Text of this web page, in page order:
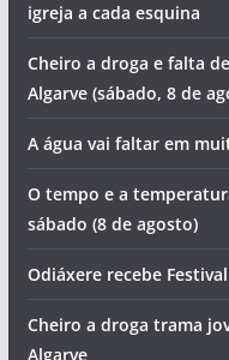
igreja a cada esquina
Cheiro a droga e falta
Algarve (sábado, 8 de
A água vai faltar em
O tempo e a
sábado (8 de agosto)
Odiáxere recebe
Cheiro a droga trama
Algarve